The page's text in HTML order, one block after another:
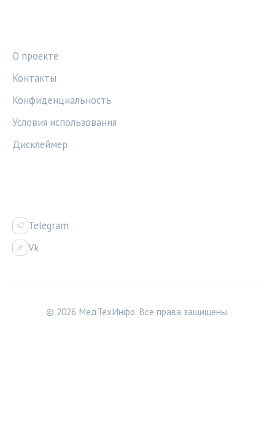
О проекте
Контакты
Конфиденциальность
Условия использования
Дисклеймер
Telegram
Vk
© 2026 МедТехИнфо. Все права защищены.